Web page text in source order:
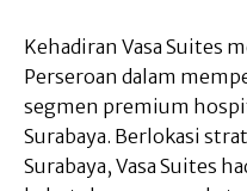
Kehadiran Vasa Suites
Perseroan dalam
segmen premium
Surabaya. Berlokasi
Surabaya, Vasa Suites